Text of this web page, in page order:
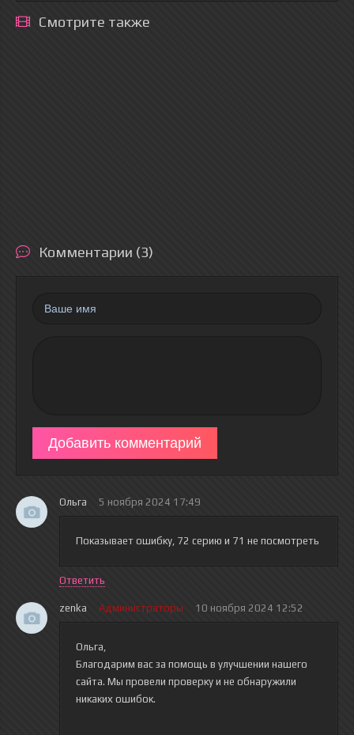
Смотрите также
Комментарии (3)
Добавить комментарий
Ольга 5 ноября 2024 17:49
Показывает ошибку, 72 серию и 71 не посмотреть
Ответить
zenka Администраторы 10 ноября 2024 12:52
Ольга,
Благодарим вас за помощь в улучшении нашего
сайта. Мы провели проверку и не обнаружили
никаких ошибок.